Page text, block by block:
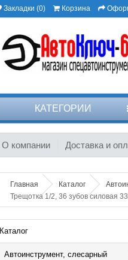
Закладки (0) Корзина
КАТЕГОРИИ
О компании Доставка и
Главная Каталог
Трещотка 1/2, 36 зубов силовая
Каталог
Автоинструмент, слесарный